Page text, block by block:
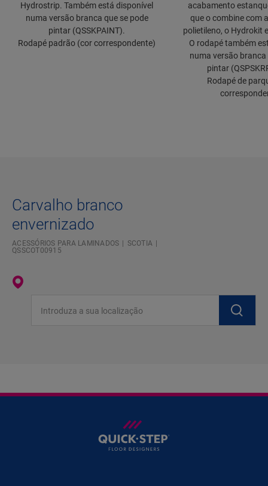
Hydrostrip. Também está disponível
numa versão branca que se pode
pintar (QSSKPAINT).
Rodapé padrão (cor correspondente)
acabamento
que o combine com
polietileno, o Hydrokit
O rodapé também
numa versão branca
pintar
Rodapé de
Carvalho branco
envernizado
ACESSÓRIOS PARA LAMINADOS
SCOTIA
QSSCOT00915